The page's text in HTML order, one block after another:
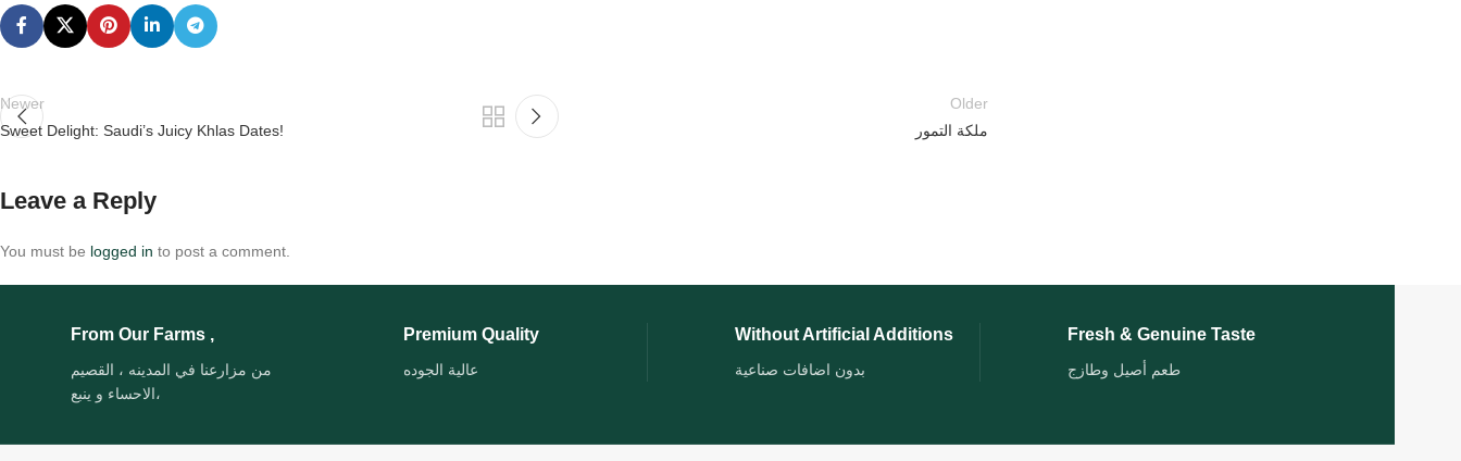
Newer
Sweet Delight: Saudi’s Juicy Khlas Dates!
Older
ملكة التمور
Leave a Reply
You must be logged in to post a comment.
From Our Farms ,
من مزارعنا في المدينه ، القصيم
،الاحساء و ينبع
Premium Quality
عالية الجوده
Without Artificial Additions
بدون اضافات صناعية
Fresh & Genuine Taste
طعم أصيل وطازج